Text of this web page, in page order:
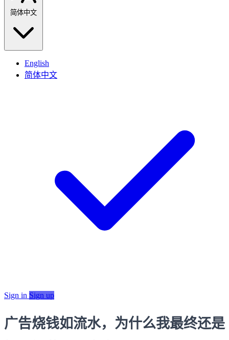
简体中文
English
简体中文
Sign in Sign up
广告烧钱如流水，为什么我最终还是